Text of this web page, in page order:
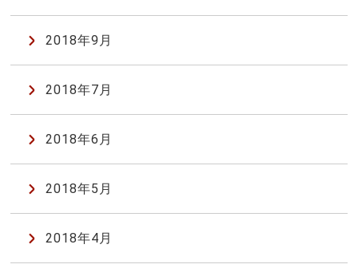
2018年9月
2018年7月
2018年6月
2018年5月
2018年4月